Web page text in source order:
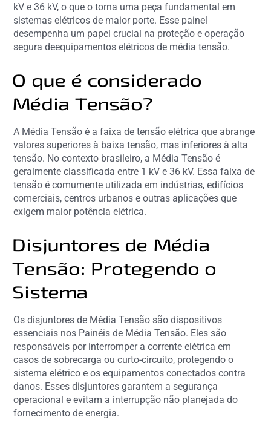
kV e 36 kV, o que o torna uma peça fundamental em
sistemas elétricos de maior porte. Esse painel
desempenha um papel crucial na proteção e operação
segura deequipamentos elétricos de média tensão.
O que é considerado
Média Tensão?
A Média Tensão é a faixa de tensão elétrica que abrange
valores superiores à baixa tensão, mas inferiores à alta
tensão. No contexto brasileiro, a Média Tensão é
geralmente classificada entre 1 kV e 36 kV. Essa faixa de
tensão é comumente utilizada em indústrias, edifícios
comerciais, centros urbanos e outras aplicações que
exigem maior potência elétrica.
Disjuntores de Média
Tensão: Protegendo o
Sistema
Os disjuntores de Média Tensão são dispositivos
essenciais nos Painéis de Média Tensão. Eles são
responsáveis por interromper a corrente elétrica em
casos de sobrecarga ou curto-circuito, protegendo o
sistema elétrico e os equipamentos conectados contra
danos. Esses disjuntores garantem a segurança
operacional e evitam a interrupção não planejada do
fornecimento de energia.